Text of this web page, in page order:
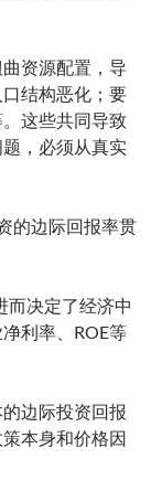
资源配置，导
结构恶化；要
这些共同导致
，必须从真实
的边际回报率贯
而决定了经济中
利率、ROE等
边际投资回报
本身和价格因